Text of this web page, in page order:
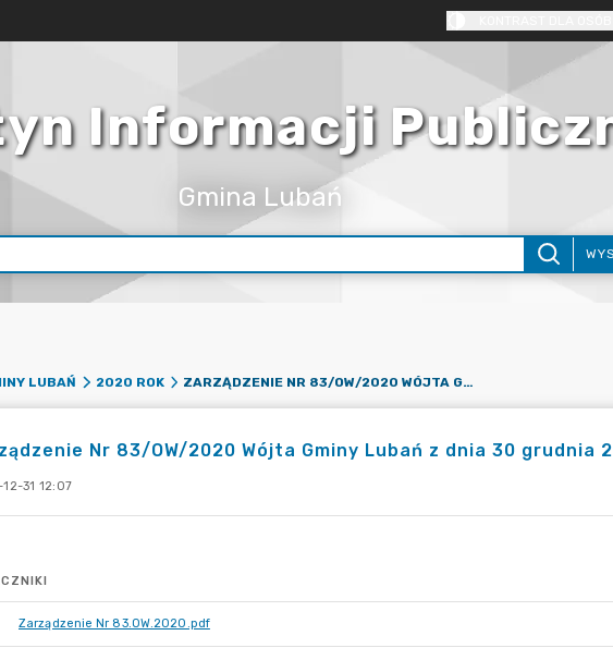
Informacji
Gmina Lubań
LUBAŃ 2020 ROK ZARZĄDZENIE NR 83/OW/2020 WÓJTA GMINY LUBAŃ Z DNIA 30 GRUDNIA 2020 R.
Nr 83/OW/2020 Wójta Gminy Lubań z dnia 30 grudnia
31 12:07
Zarządzenie Nr 83.OW.2020.pdf